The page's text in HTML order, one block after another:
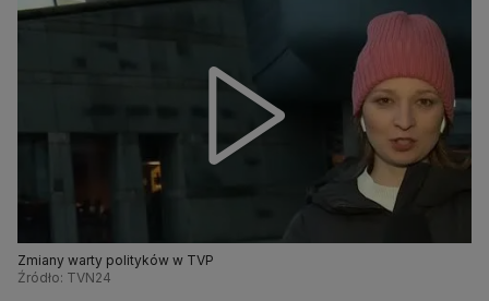
Zmiany warty polityków w TVP
Źródło: TVN24